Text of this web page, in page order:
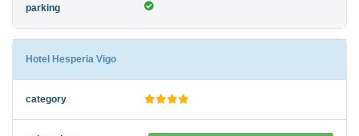
Hotel Hesperia Vigo